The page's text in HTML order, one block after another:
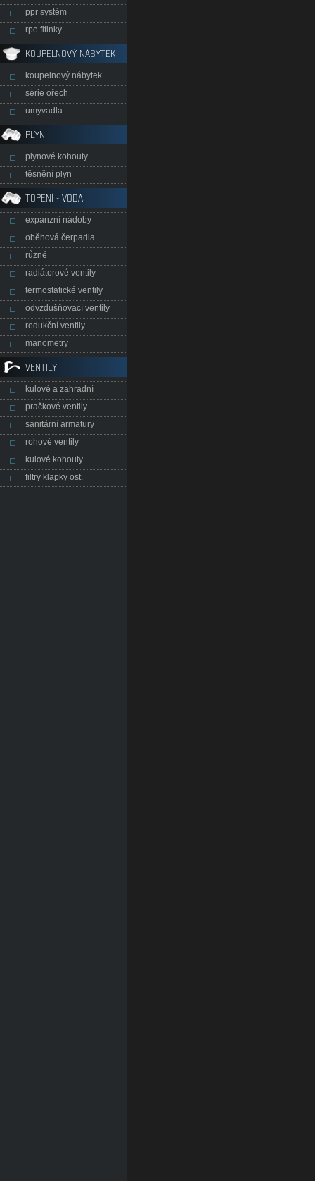
ppr systém
rpe fitinky
KOUPELNOVÝ NÁBYTEK
koupelnový nábytek
série ořech
umyvadla
PLYN
plynové kohouty
těsnění plyn
TOPENÍ - VODA
expanzní nádoby
oběhová čerpadla
různé
radiátorové ventily
termostatické ventily
odvzdušňovací ventily
redukční ventily
manometry
VENTILY
kulové a zahradní
pračkové ventily
sanitární armatury
rohové ventily
kulové kohouty
filtry klapky ost.